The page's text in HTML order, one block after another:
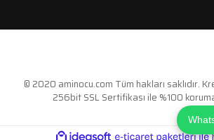
© 2020 aminocu.com Tüm hakları saklıdır.
256bit SSL Sertifikası ile %100
ideasoft e-